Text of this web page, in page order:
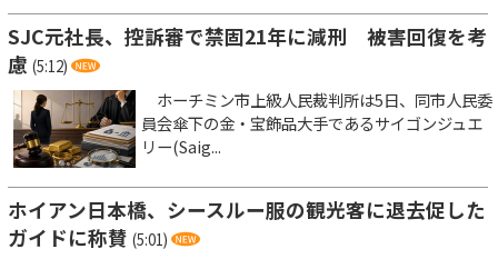
SJC元社長、控訴審で禁固21年に減刑 被害回復を考
慮 (5:12)
ホーチミン市上級人民裁判所は5日、同市人民委
員会傘下の金・宝飾品大手であるサイゴンジュエ
リー(Saig...
ホイアン日本橋、シースルー服の観光客に退去促した
ガイドに称賛 (5:01)